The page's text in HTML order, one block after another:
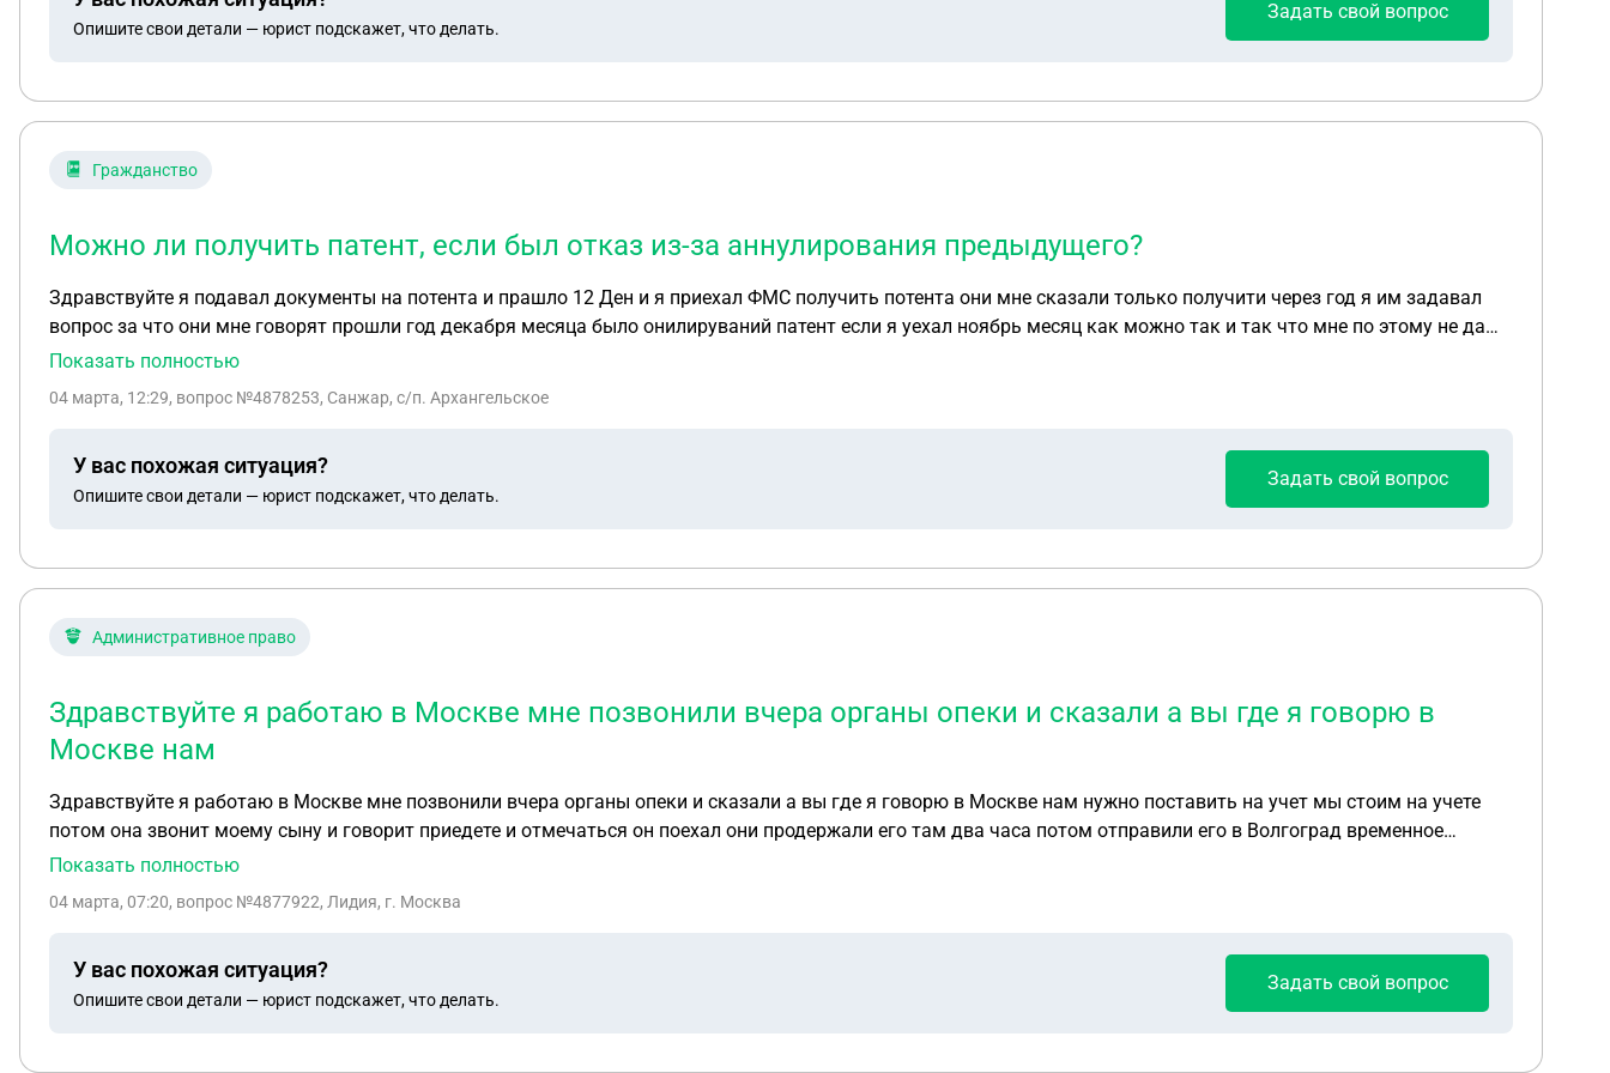
Опишите свои детали — юрист подскажет, что делать.
Задать свой вопрос
Гражданство
Можно ли получить патент, если был отказ из-за аннулирования предыдущего?
Здравствуйте я подавал документы на потента и прашло 12 Ден и я приехал ФМС получить потента они мне сказали только получити через год я им задавал
вопрос за что они мне говорят прошли год декабря месяца было онилируваний патент если я уехал ноябрь месяц как можно так и так что мне по этому не дают
потент если сможете помогите пожалуйста получить потента
Показать полностью
04 марта, 12:29, вопрос №4878253, Санжар, с/п. Архангельское
У вас похожая ситуация?
Опишите свои детали — юрист подскажет, что делать.
Задать свой вопрос
Административное право
Здравствуйте я работаю в Москве мне позвонили вчера органы опеки и сказали а вы где я говорю в
Москве нам
Здравствуйте я работаю в Москве мне позвонили вчера органы опеки и сказали а вы где я говорю в Москве нам нужно поставить на учет мы стоим на учете
потом она звонит моему сыну и говорит приедете и отмечаться он поехал они продержали его там два часа потом отправили его в Волгоград временное
содержание не совершеннолетних меня не предупредив об этом смотрели его телефон
Показать полностью
04 марта, 07:20, вопрос №4877922, Лидия, г. Москва
У вас похожая ситуация?
Опишите свои детали — юрист подскажет, что делать.
Задать свой вопрос